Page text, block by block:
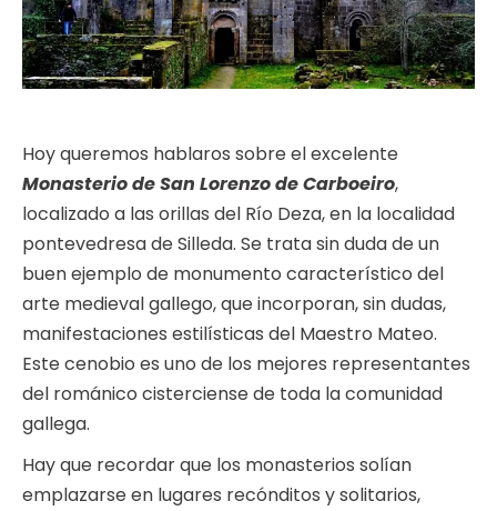
Hoy queremos hablaros sobre el excelente
Monasterio de San Lorenzo de Carboeiro,
localizado a las orillas del Río Deza, en la localidad
pontevedresa de Silleda. Se trata sin duda de un
buen ejemplo de monumento característico del
arte medieval gallego, que incorporan, sin dudas,
manifestaciones estilísticas del Maestro Mateo.
Este cenobio es uno de los mejores representantes
del románico cisterciense de toda la comunidad
gallega.
Hay que recordar que los monasterios solían
emplazarse en lugares recónditos y solitarios,